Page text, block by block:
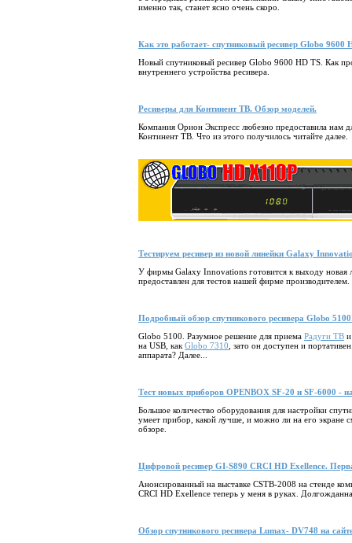
именно так, станет ясно очень скоро.
Как это работает- спутниковый ресивер Globo 9600
Новый спутниковый ресивер Globo 9600 HD TS. Как
внутреннего устройства ресивера.
Ресиверы для Континент ТВ. Обзор моделей.
Компания Орион Экспресс любезно предоставила нам
Континент ТВ. Что из этого получилось читайте далее.
Тестируем ресивер из новой линейки Galaxy
У фирмы Galaxy Innovations готовится к выходу новая
предоставлен для тестов нашей фирме производителем.
Подробный обзор спутникового ресивера Globo
Globo 5100. Разумное решение для приема Радуги ТВ
на USB, как Globo 7310 , зато он доступен и
аппарата? Далее...
Тест новых приборов OPENBOX SF-20 и SF-6000 -
Большое количество оборудования для настройки
умеет прибор, какой лучше, и можно ли на его экране
обзоре.
Цифровой ресивер GI-S890 CRCI HD Exellence.
Анонсированный на выставке CSTB-2008 на стенде
CRCI HD Exellence теперь у меня в руках.
Обзор спутникового ресивера Lumax- DV748 на